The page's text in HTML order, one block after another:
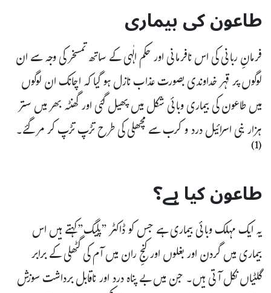
طاعون کی بیماری
فرمانِ ربانی کی اس نافرمانی اور حکم الٰہی کے ساتھ تمسخر کی وجہ سے ان
لوگوں پر قہر خداوندی بصورت عذاب نازل ہو گیا کہ اچانک ان لوگوں
میں طاعون کی بیماری وبائی شکل میں پھیل گئی اور گھنٹہ بھر میں ستر
ہزار بنی اسرائیل درد و کرب سے مچھلی کی طرح تڑپ تڑپ کر مر گئے۔
(1)
طاعون کیا ہے؟
یہ ایک مہلک وبائی بیماری ہے جس کو ڈاکٹر ”پلیگ”کہتے ہیں اس
بیماری میں گردن اور بغلوں اور کنجِ ران میں آم کی گٹھلی کے برابر
گلٹیاں نکل آتی ہیں۔ جن میں بے پناہ درد اور ناقابل برداشت سوزش